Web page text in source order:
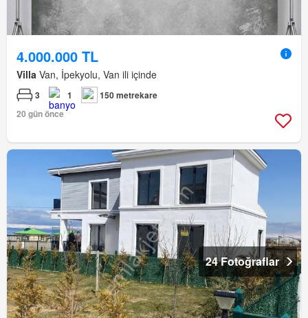
4.000.000 TL
Villa Van, İpekyolu, Van ili içinde
3 1
150 metrekare
20 gün önce
24 Fotoğraflar